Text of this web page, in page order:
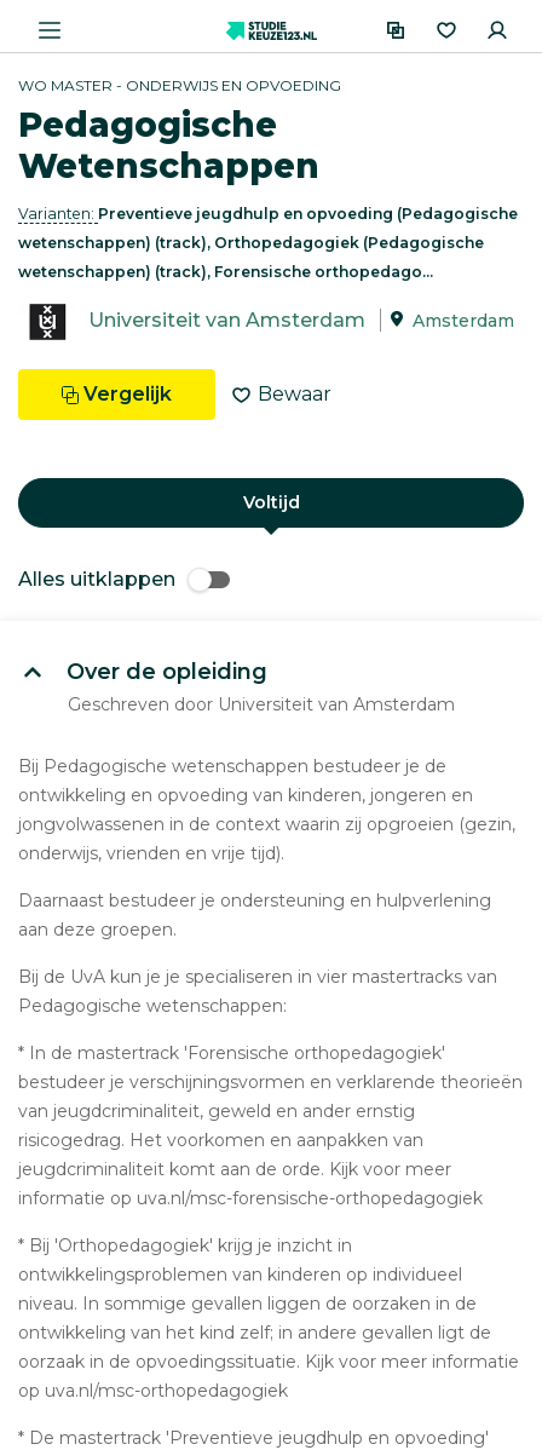
WO MASTER - ONDERWIJS EN OPVOEDING
Pedagogische
Wetenschappen
Varianten: Preventieve jeugdhulp en opvoeding (Pedagogische
wetenschappen) (track), Orthopedagogiek (Pedagogische
wetenschappen) (track), Forensische orthopedago...
Universiteit van Amsterdam Amsterdam
Vergelijk Bewaar
Voltijd
Alles uitklappen
Over de opleiding
Geschreven door Universiteit van Amsterdam
Bij Pedagogische wetenschappen bestudeer je de
ontwikkeling en opvoeding van kinderen, jongeren en
jongvolwassenen in de context waarin zij opgroeien (gezin,
onderwijs, vrienden en vrije tijd).
Daarnaast bestudeer je ondersteuning en hulpverlening
aan deze groepen.
Bij de UvA kun je je specialiseren in vier mastertracks van
Pedagogische wetenschappen:
* In de mastertrack 'Forensische orthopedagogiek'
bestudeer je verschijningsvormen en verklarende theorieën
van jeugdcriminaliteit, geweld en ander ernstig
risicogedrag. Het voorkomen en aanpakken van
jeugdcriminaliteit komt aan de orde. Kijk voor meer
informatie op uva.nl/msc-forensische-orthopedagogiek
* Bij 'Orthopedagogiek' krijg je inzicht in
ontwikkelingsproblemen van kinderen op individueel
niveau. In sommige gevallen liggen de oorzaken in de
ontwikkeling van het kind zelf; in andere gevallen ligt de
oorzaak in de opvoedingssituatie. Kijk voor meer informatie
op uva.nl/msc-orthopedagogiek
* De mastertrack 'Preventieve jeugdhulp en opvoeding'